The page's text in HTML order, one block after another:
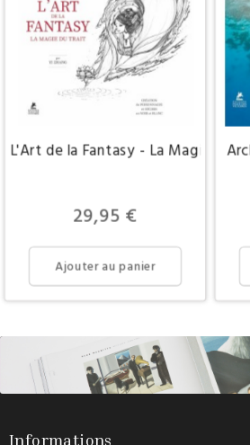
L'Art de la Fantasy - La Magie du
Prix
29,95 €
Ajouter au panier
Informations